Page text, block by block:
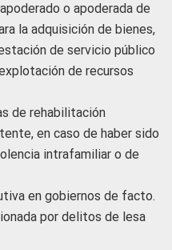
o apoderada de
la adquisición de bienes,
de servicio público
de recursos
de rehabilitación
en caso de haber sido
intrafamiliar o de
en gobiernos de facto.
por delitos de lesa